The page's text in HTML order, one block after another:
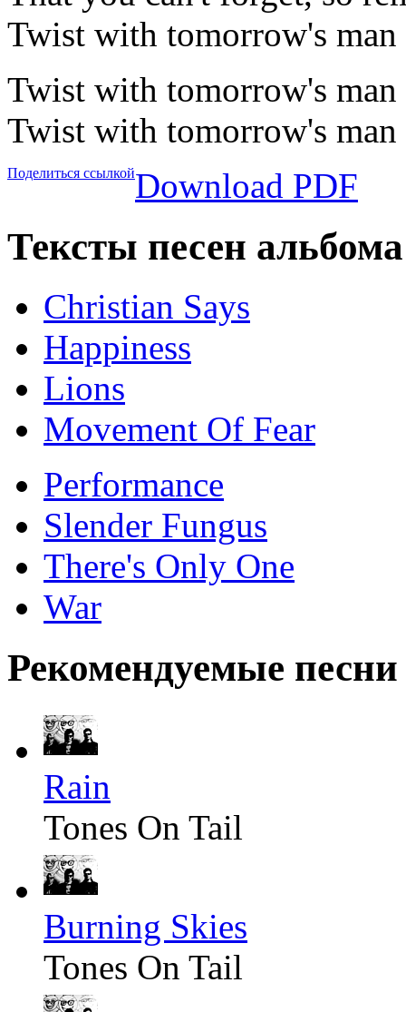
Twist with tomorrow's man
Twist with tomorrow's man
Twist with tomorrow's man
Поделиться ссылкойDownload PDF
Тексты песен
Christian Says
Happiness
Lions
Movement Of Fear
Performance
Slender Fungus
There's Only One
War
Рекомендуемые песни
Rain
Tones On Tail
Burning Skies
Tones On Tail